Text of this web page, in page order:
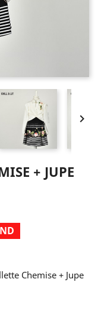

+ JUPE
Chemise + Jupe